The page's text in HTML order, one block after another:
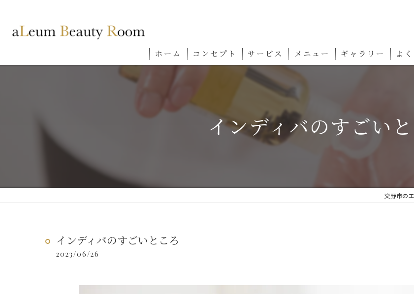
ホーム コンセプト サービス メニュー ギャラリー よ
インディバのすごい
交野市の
インディバのすごいところ
2023/06/26